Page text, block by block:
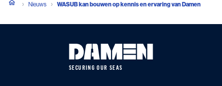
Nieuws WASUB kan bouwen op kennis en ervaring van Damen
SECURING OUR SEAS